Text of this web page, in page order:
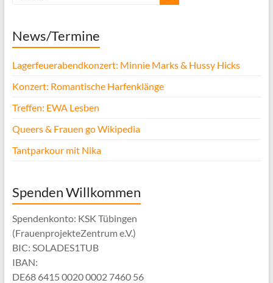
News/Termine
Lagerfeuerabendkonzert: Minnie Marks & Hussy Hicks
Konzert: Romantische Harfenklänge
Treffen: EWA Lesben
Queers & Frauen go Wikipedia
Tantparkour mit Nika
Spenden Willkommen
Spendenkonto: KSK Tübingen
(FrauenprojekteZentrum e.V.)
BIC: SOLADES1TUB
IBAN:
DE68 6415 0020 0002 7460 56